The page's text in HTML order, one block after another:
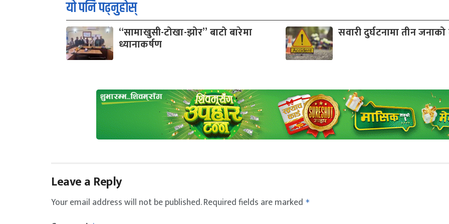
यो पनि पढ्नुहोस्
“सामाखुसी-टोखा-झोर” बाटो बारेमा
ध्यानाकर्षण
सवारी दुर्घटनामा तीन
Leave a Reply
Your email address will not be published.Required fields are marked *